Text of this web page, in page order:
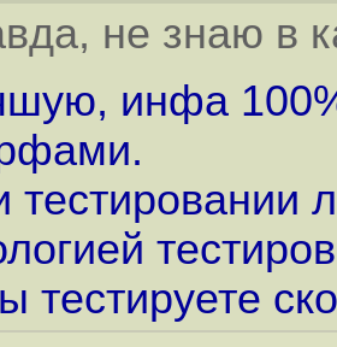
не знаю в
инфа
тестировании
тестируете